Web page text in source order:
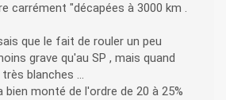
carrément "décapées à 3000 km .
que le fait de rouler un peu
grave qu'au SP , mais quand
blanches ...
de l'ordre de 20 à 25%